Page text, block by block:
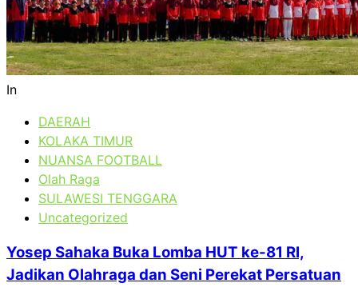
In
DAERAH
KOLAKA TIMUR
NUANSA FOOTBALL
Olah Raga
SULAWESI TENGGARA
Uncategorized
Yosep Sahaka Buka Lomba HUT ke-81 RI,
Jadikan Olahraga dan Seni Perekat Persatuan